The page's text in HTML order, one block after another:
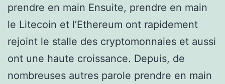
prendre en main Ensuite, prendre en main
le Litecoin et l’Ethereum ont rapidement
rejoint le stalle des cryptomonnaies et aussi
ont une haute croissance. Depuis, de
nombreuses autres parole prendre en main